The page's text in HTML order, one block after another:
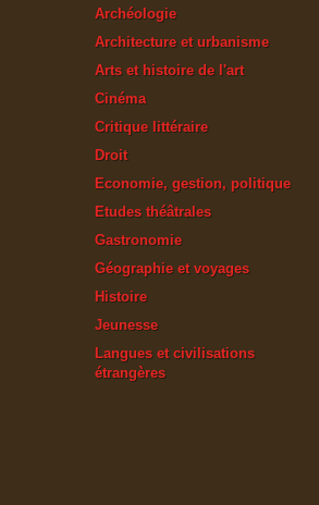
Archéologie
Architecture et urbanisme
Arts et histoire de l'art
Cinéma
Critique littéraire
Droit
Economie, gestion, politique
Etudes théâtrales
Gastronomie
Géographie et voyages
Histoire
Jeunesse
Langues et civilisations
étrangères